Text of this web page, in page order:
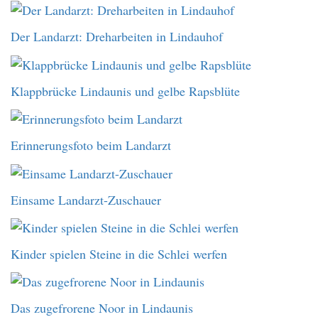
Der Landarzt: Dreharbeiten in Lindauhof
Klappbrücke Lindaunis und gelbe Rapsblüte
Erinnerungsfoto beim Landarzt
Einsame Landarzt-Zuschauer
Kinder spielen Steine in die Schlei werfen
Das zugefrorene Noor in Lindaunis